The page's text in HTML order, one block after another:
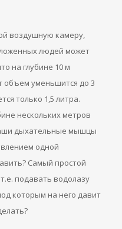
воздушную камеру,
людей может
на глубине 10 м
объем уменьшится до 3
только 1,5 литра.
нескольких метров
дыхательные мышцы
одной
Самый простой
подавать водолазу
которым на него давит